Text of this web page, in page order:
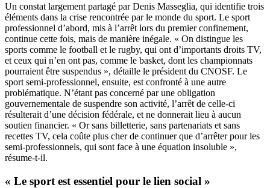
Un constat largement partagé par Denis Masseglia, qui identifie trois
éléments dans la crise rencontrée par le monde du sport. Le sport
professionnel d’abord, mis à l’arrêt lors du premier confinement,
continue cette fois, mais de manière inégale. « On distingue les
sports comme le football et le rugby, qui ont d’importants droits TV,
et ceux qui n’en ont pas, comme le basket, dont les championnats
pourraient être suspendus », détaille le président du CNOSF. Le
sport semi-professionnel, ensuite, est confronté à une autre
problématique. N’étant pas concerné par une obligation
gouvernementale de suspendre son activité, l’arrêt de celle-ci
résulterait d’une décision fédérale, et ne donnerait lieu à aucun
soutien financier. « Or sans billetterie, sans partenariats et sans
recettes TV, cela coûte plus cher de continuer que d’arrêter pour les
semi-professionnels, qui sont face à une équation insoluble »,
résume-t-il.
« Le sport est essentiel pour le lien social »